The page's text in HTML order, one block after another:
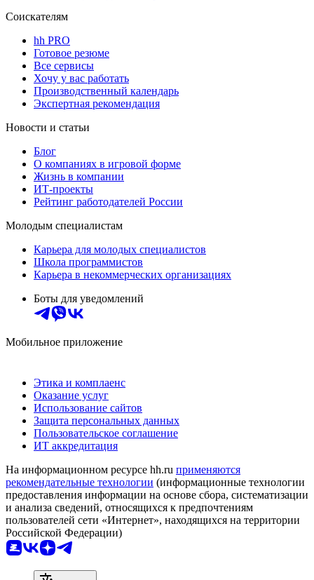
Соискателям
hh PRO
Готовое резюме
Все сервисы
Хочу у вас работать
Производственный календарь
Экспертная рекомендация
Новости и статьи
Блог
О компаниях в игровой форме
Жизнь в компании
ИТ-проекты
Рейтинг работодателей России
Молодым специалистам
Карьера для молодых специалистов
Школа программистов
Карьера в некоммерческих организациях
Боты для уведомлений
Мобильное приложение
Этика и комплаенс
Оказание услуг
Использование сайтов
Защита персональных данных
Пользовательское соглашение
ИТ аккредитация
На информационном ресурсе hh.ru применяются
рекомендательные технологии (информационные технологии
предоставления информации на основе сбора, систематизации
и анализа сведений, относящихся к предпочтениям
пользователей сети «Интернет», находящихся на территории
Российской Федерации)